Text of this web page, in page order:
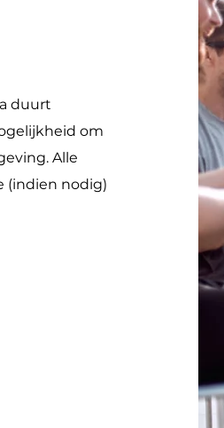
duurt
om
Alle
(indien nodig)